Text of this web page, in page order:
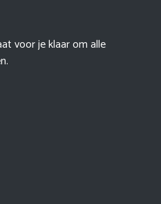
voor je klaar om alle